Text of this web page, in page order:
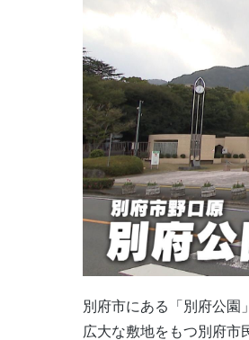
別府市にある「別府公園
広大な敷地をもつ別府市